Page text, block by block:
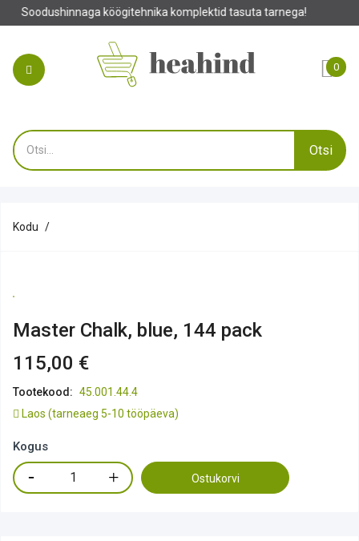
köögitehnika komplektid tasuta tarnega!
0
Otsi
Kodu
Master Chalk, blue, 144 pack
115,00 €
Tootekood: 45.001.44.4
Laos (tarneaeg 5-10 tööpäeva)
Kogus
Ostukorvi